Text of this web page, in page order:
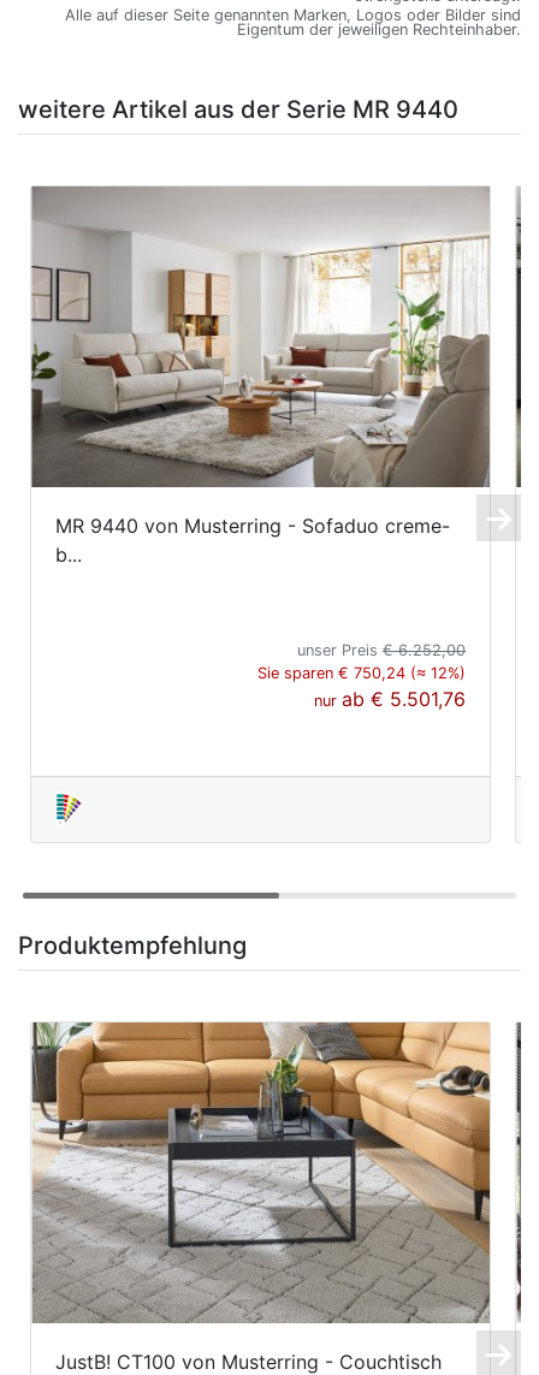
Alle auf dieser Seite genannten Marken, Logos oder Bilder sind
Eigentum der jeweiligen Rechteinhaber.
weitere Artikel aus der Serie MR 9440
MR 9440 von Musterring - Sofaduo creme-
b...
unser Preis€ 6.252,00
Sie sparen € 750,24 (≈ 12%)
nurab€ 5.501,76
Produktempfehlung
JustB! CT100 von Musterring - Couchtisch